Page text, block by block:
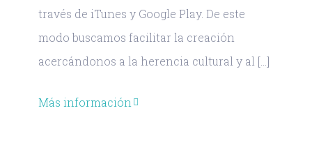
través de iTunes y Google Play. De este
modo buscamos facilitar la creación
acercándonos a la herencia cultural y al [...]
Más información